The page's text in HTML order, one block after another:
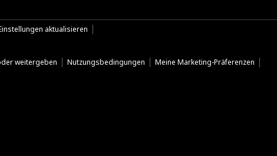
aktualisieren
weitergeben Nutzungsbedingungen Meine Marketing-Präferenzen